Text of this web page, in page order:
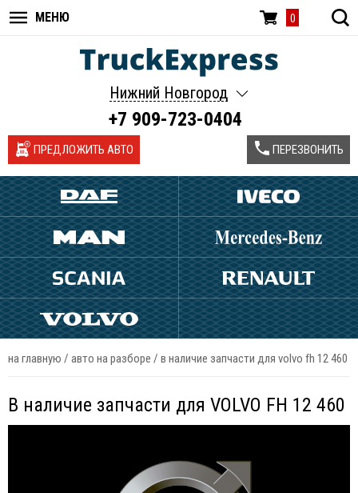
МЕНЮ 0
Нижний Новгород
+7 909-723-0404
ПРЕДЛОЖИТЬ АВТО
на главную / авто на разборе / в наличие запчасти для volvo fh 12 460
В наличие запчасти для VOLVO FH 12 460